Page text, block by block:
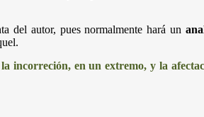
del autor, pues normalmente hará un
incorreción, en un extremo, y la